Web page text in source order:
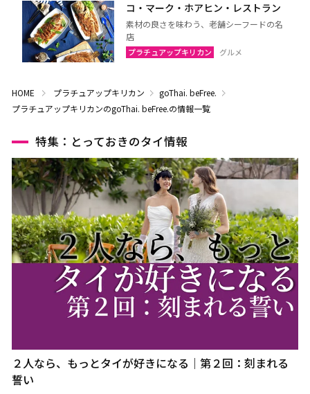
コ・マーク・ホアヒン・レストラン
素材の良さを味わう、老舗シーフードの名
店
プラチュアップキリカン グルメ
HOME プラチュアップキリカン
goThai. beFree.
プラチュアップキリカンのgoThai. beFree.の情報一覧
特集：とっておきのタイ情報
２人なら、もっとタイが好きになる｜第２回：刻まれる
誓い